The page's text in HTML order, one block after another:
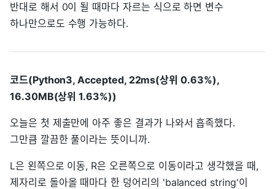
반대로 해서 0이 될 때마다 자르는 식으로 하면 변수
하나만으로도 수행 가능하다.
코드(Python3, Accepted, 22ms(상위 0.63%),
16.30MB(상위 1.63%))
오늘은 첫 제출만에 아주 좋은 결과가 나와서 흡족했다.
그만큼 깔끔한 풀이라는 뜻이니까.
L은 왼쪽으로 이동, R은 오른쪽으로 이동이라고 생각했을 때,
제자리로 돌아올 때마다 한 덩어리의 'balanced string'이